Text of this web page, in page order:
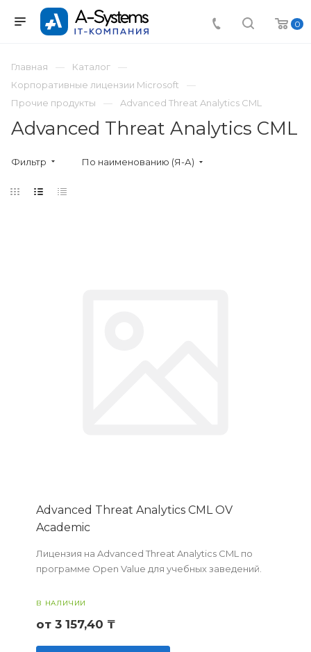
0
Главная
Каталог
Корпоративные лицензии Microsoft
Прочие продукты
Advanced Threat Analytics CML
Advanced Threat Analytics CML
Фильтр По наименованию (Я-А)
Advanced Threat Analytics CML OV
Academic
Лицензия на Advanced Threat Analytics CML по
программе Open Value для учебных заведений.
В НАЛИЧИИ
от 3 157,40 ₸